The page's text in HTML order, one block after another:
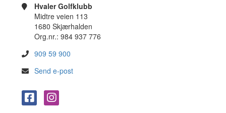
Hvaler Golfklubb
Midtre veien 113
1680 Skjærhalden
Org.nr.: 984 937 776
909 59 900
Send e-post